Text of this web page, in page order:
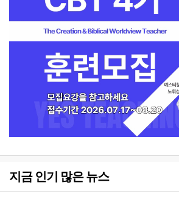
지금 인기 많은 뉴스